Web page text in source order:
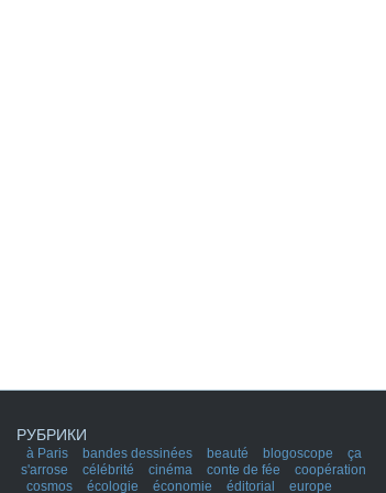
РУБРИКИ
à Paris bandes dessinées beauté blogoscope
ça
s'arrose
célébrité cinéma conte de fée
coopération
cosmos
écologie économie éditorial europe